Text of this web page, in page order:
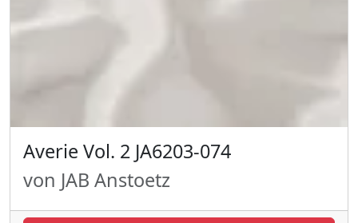
Averie Vol. 2 JA6203-074
von JAB Anstoetz